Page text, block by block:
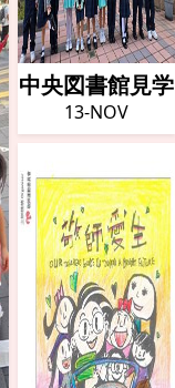
中央図書館見学
13-NOV